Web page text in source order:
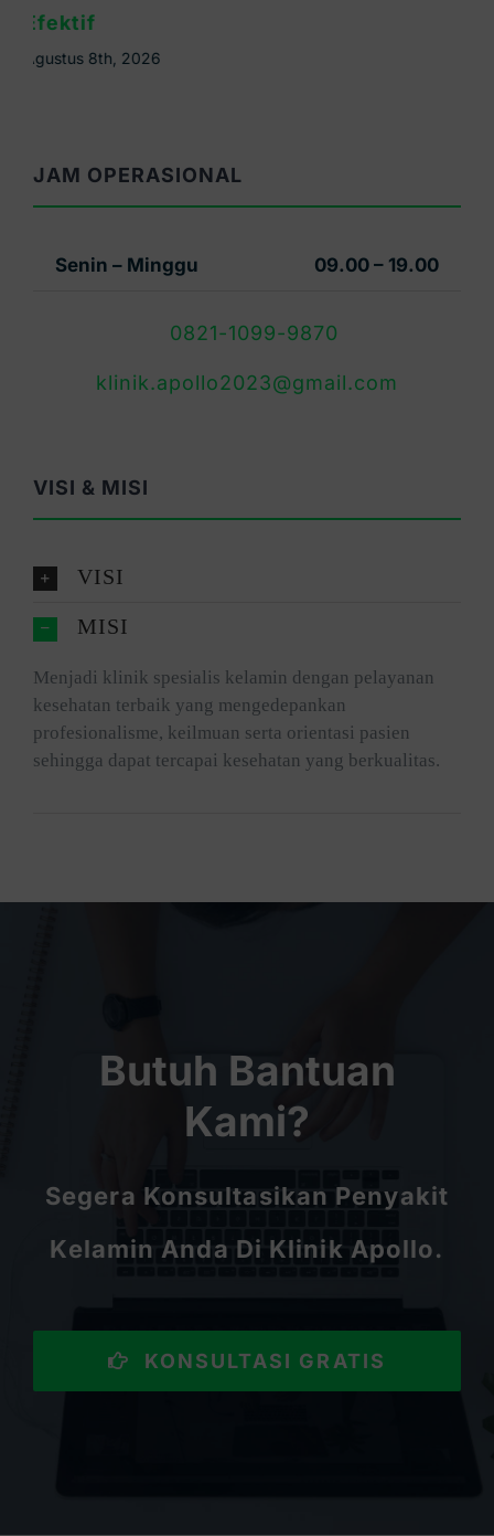
Penjelasannya
Agustus 6th, 2026
JAM OPERASIONAL
Senin – Minggu 09.00 – 19.00
0821-1099-9870
klinik.apollo2023@gmail.com
VISI & MISI
VISI
MISI
Menjadi klinik spesialis kelamin dengan pelayanan
kesehatan terbaik yang mengedepankan
profesionalisme, keilmuan serta orientasi pasien
sehingga dapat tercapai kesehatan yang berkualitas.
Butuh Bantuan
Kami?
Segera Konsultasikan Penyakit
Kelamin Anda Di Klinik Apollo.
KONSULTASI GRATIS